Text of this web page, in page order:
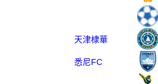
天津棣華
悉尼FC